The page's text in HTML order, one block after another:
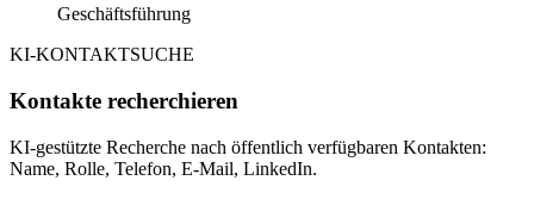
Geschäftsführung
KI-KONTAKTSUCHE
Kontakte recherchieren
KI-gestützte Recherche nach öffentlich verfügbaren Kontakten:
Name, Rolle, Telefon, E-Mail, LinkedIn.